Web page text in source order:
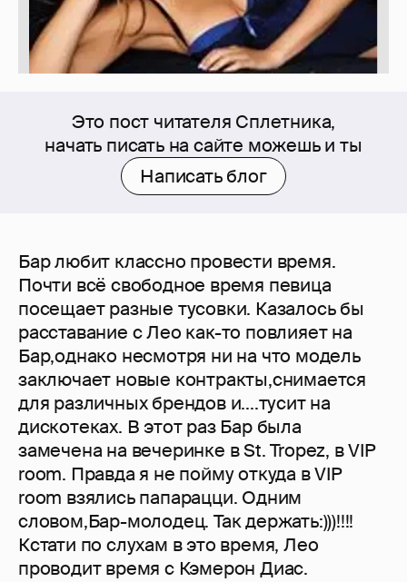
Это пост читателя Сплетника,
начать писать на сайте можешь и ты
Написать блог
Бар любит классно провести время.
Почти всё свободное время певица
посещает разные тусовки. Казалось бы
расставание с Лео как-то повлияет на
Бар,однако несмотря ни на что модель
заключает новые контракты,снимается
для различных брендов и....тусит на
дискотеках. В этот раз Бар была
замечена на вечеринке в St. Tropez, в VIP
room. Правда я не пойму откуда в VIP
room взялись папарацци. Одним
словом,Бар-молодец. Так держать:)))!!!!
Кстати по слухам в это время, Лео
проводит время с Кэмерон Диас.